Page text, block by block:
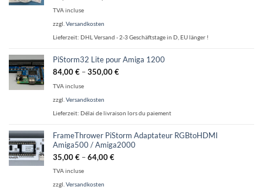
TVA incluse
zzgl. Versandkosten
Lieferzeit: DHL Versand - 2-3 Geschäftstage in D, EU länger !
PiStorm32 Lite pour Amiga 1200
84,00€ –350,00€
TVA incluse
zzgl. Versandkosten
Lieferzeit: Délai de livraison lors du paiement
FrameThrower PiStorm Adaptateur RGBtoHDMI
Amiga500 / Amiga2000
35,00€ –64,00€
TVA incluse
zzgl. Versandkosten